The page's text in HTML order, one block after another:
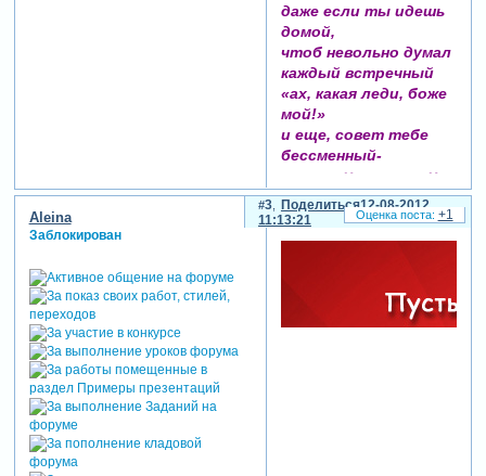
даже если ты идешь
домой,
чтоб невольно думал
каждый встречный
«ах, какая леди, боже
мой!»
и еще, совет тебе
бессменный-
маленькую рюмочку
прими,
чтоб невольно думал
каждый встречный
Зарегистрируйтесь, чтобы
Поделиться
3
12-08-2012
11:13:21
Aleina
Заблокирован
+1